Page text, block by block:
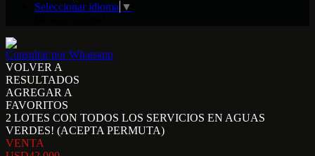
Seleccionar idioma ▼
Consultar por Whatsapp
VOLVER A
RESULTADOS
AGREGAR A
FAVORITOS
2 LOTES CON TODOS LOS SERVICIOS EN AGUAS
VERDES! (ACEPTA PERMUTA)
VENTA